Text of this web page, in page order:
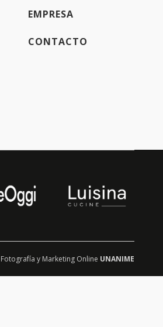
EMPRESA
CONTACTO
Fotografía y Marketing Online UNANIME